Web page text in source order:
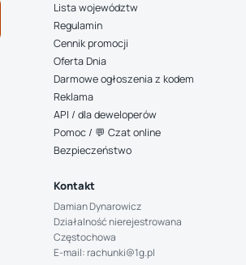
Lista województw
Regulamin
Cennik promocji
Oferta Dnia
Darmowe ogłoszenia z kodem
Reklama
API / dla deweloperów
Pomoc / 💬 Czat online
Bezpieczeństwo
Kontakt
Damian Dynarowicz
Działalność nierejestrowana
Częstochowa
E-mail: rachunki@1g.pl